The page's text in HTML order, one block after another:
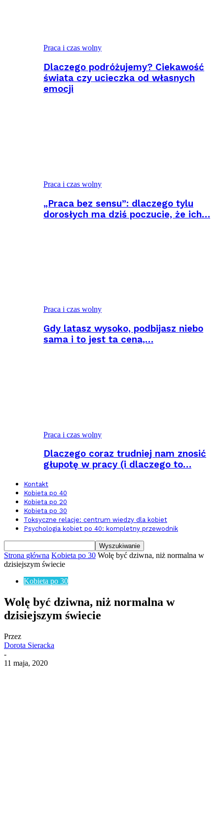
Praca i czas wolny
Dlaczego podróżujemy? Ciekawość
świata czy ucieczka od własnych
emocji
Praca i czas wolny
„Praca bez sensu”: dlaczego tylu
dorosłych ma dziś poczucie, że ich…
Praca i czas wolny
Gdy latasz wysoko, podbijasz niebo
sama i to jest ta cena,…
Praca i czas wolny
Dlaczego coraz trudniej nam znosić
głupotę w pracy (i dlaczego to…
Kontakt
Kobieta po 40
Kobieta po 20
Kobieta po 30
Toksyczne relacje: centrum wiedzy dla kobiet
Psychologia kobiet po 40: kompletny przewodnik
Strona główna Kobieta po 30 Wolę być dziwna, niż normalna w
dzisiejszym świecie
Kobieta po 30
Wolę być dziwna, niż normalna w
dzisiejszym świecie
Przez
Dorota Sieracka
-
11 maja, 2020